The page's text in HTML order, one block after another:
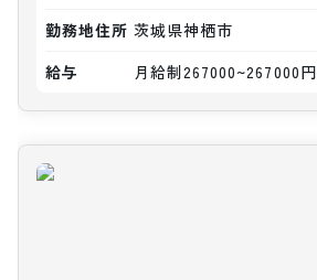
勤務地住所 茨城県神栖市
給与
月給制267000~267000円